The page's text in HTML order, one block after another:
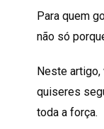
Para quem
não só
Neste
quiseres
toda a força.